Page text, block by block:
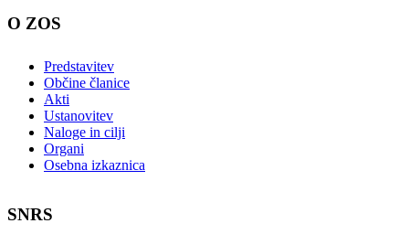
O ZOS
Predstavitev
Občine članice
Akti
Ustanovitev
Naloge in cilji
Organi
Osebna izkaznica
SNRS